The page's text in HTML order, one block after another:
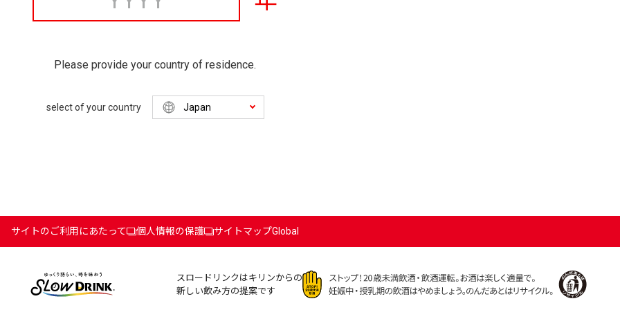
Please provide your country of residence.
select of your country
サイトのご利用にあたって 個人情報の保護 サイトマップGlobal
スロードリンクはキリンからの
新しい飲み方の提案です